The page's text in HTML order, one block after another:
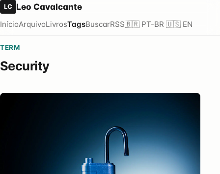
LC Leo Cavalcante
InícioArquivoLivrosTagsBuscarRSS🇧🇷 PT-BR 🇺🇸 EN
TERM
Security